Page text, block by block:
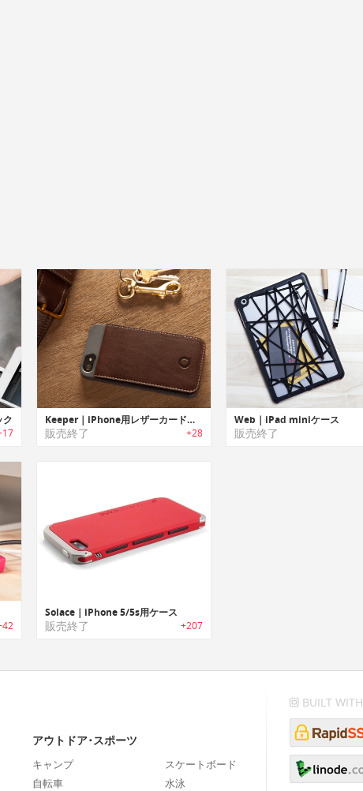
ク Keeper｜iPhone用レザーカードケース
販売終了 +28
Web｜iPad miniケース
販売終了
Solace｜iPhone 5/5s用ケース
販売終了 +207
アウトドア･スポーツ
キャンプ
自転車
スケートボード
水泳
BUILT WITH